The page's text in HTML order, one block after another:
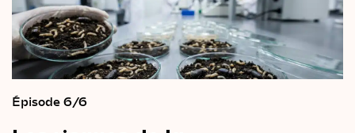
Épisode 6/6